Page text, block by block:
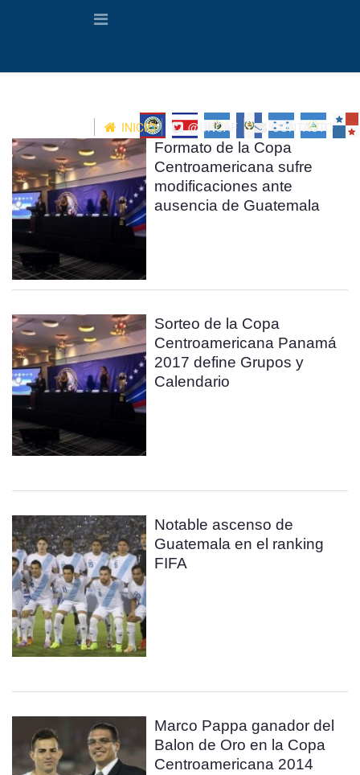
INICIO @UNCAF CONTACTO
Formato de la Copa
Centroamericana sufre
modificaciones ante
ausencia de Guatemala
Sorteo de la Copa
Centroamericana Panamá
2017 define Grupos y
Calendario
Notable ascenso de
Guatemala en el ranking
FIFA
Marco Pappa ganador del
Balon de Oro en la Copa
Centroamericana 2014